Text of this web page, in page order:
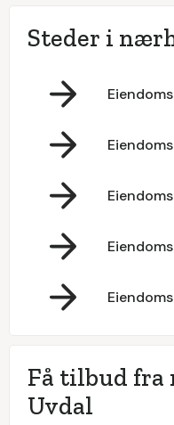
Steder i
Få tilbud fra
Uvdal